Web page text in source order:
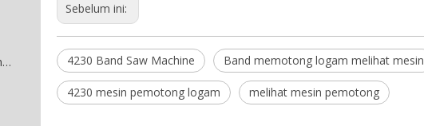
3 dalam 1 pengumpan gegelung padat
Sebelum ini:
4230 Band Saw Machine Band memotong logam melihat mesin
4230 mesin pemotong logam melihat mesin pemotong